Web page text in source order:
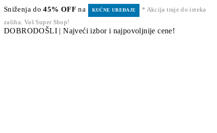
Sniženja do45% OFF na KUĆNE UREĐAJE
* Akcija traje do isteka
zaliha. Vaš Super Shop!
DOBRODOŠLI | Najveći izbor i najpovoljnije cene!